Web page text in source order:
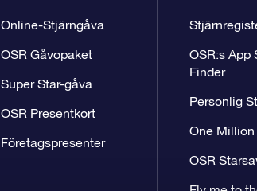
Online-Stjärngåva
OSR Gåvopaket
Super Star-gåva
OSR Presentkort
Företagspresenter
OSR:s App
Finder
Personlig
One Million
OSR